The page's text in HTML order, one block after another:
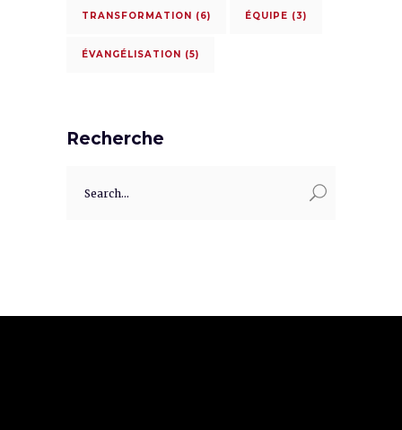
TRANSFORMATION (6) ÉQUIPE (3)
ÉVANGÉLISATION (5)
Recherche
for: